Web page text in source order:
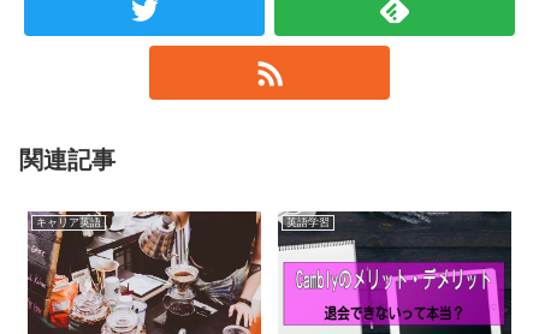
関連記事
キャリア英語 英語学習